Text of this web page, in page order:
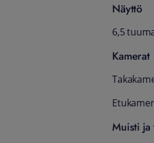
Näyttö
6,5
Kamerat
Muisti ja